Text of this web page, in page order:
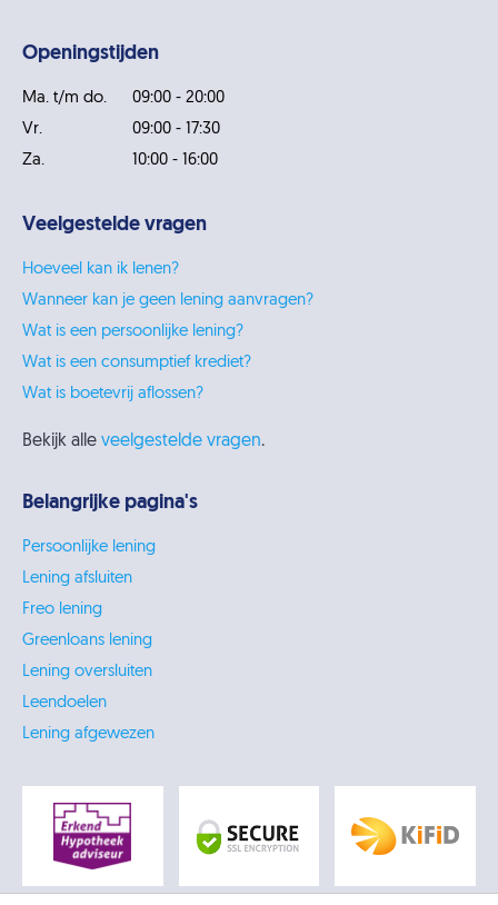
Openingstijden
Ma. t/m do.
09:00 - 20:00
Vr.
09:00 - 17:30
Za.
10:00 - 16:00
Veelgestelde vragen
Hoeveel kan ik lenen?
Wanneer kan je geen lening aanvragen?
Wat is een persoonlijke lening?
Wat is een consumptief krediet?
Wat is boetevrij aflossen?
Bekijk alle veelgestelde vragen.
Belangrijke pagina's
Persoonlijke lening
Lening afsluiten
Freo lening
Greenloans lening
Lening oversluiten
Leendoelen
Lening afgewezen